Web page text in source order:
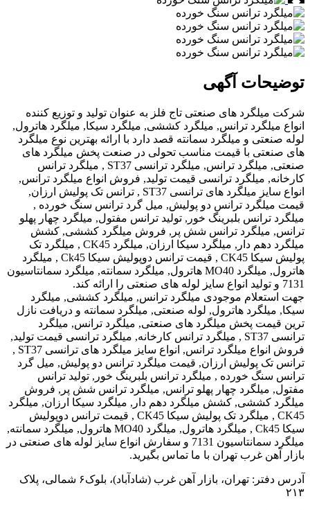
آگهی
های صنعتی تاج فلز به عنوان تولید و توزیع کننده
ترانس, میلگرد کششی, میلگرد سیکا, میلگرد هاترول,
و میلگرد سمانته قصد دارد با ارائه بهترین نوع میلگرد
با قیمت مناسب تحولی در صنعت پخش میلگرد های
صنعتی, میلگرد ترانس, میلگرد ترانسی ST37 , میلگرد ترانس
میلگرد ترانسی قیمت تولید, فروش انواع میلگرد ترانس,
انواع سایز میلگرد های ترانسی ST37 , ترانس تک پولیش ارزان,
ترانس دو پولیش, میل گرد ترانس سنگ خورده ,
بلبرینگ خور, تولید ترانس مفتول, میلگرد چهار پهلو
میلگرد ترانس شش پر, فروش میلگرد کششی, کشش
میلگرد دهم دار, میلگرد سیکا ارزان, میلگرد CK45 , میلگرد تک
پولیش سیکا CK45 , قیمت ترانس دوپولیش سیکا Ck45 , میلگرد
هاترول, میلگرد MO40 هاترول, میلگرد سمانته, میلگرد سمانتاسیون
موجودی میلگرد ترانس, میلگرد کششی, میلگرد
هاترول, لوله صنعتی, میلگرد سمانته و دریافت نازل
پخش میلگرد های صنعتی, میلگرد ترانس, میلگرد
ترانسی ST37 , میلگرد ترانس کارخانه, میلگرد ترانسی قیمت تولید,
فروش انواع میلگرد ترانس, انواع سایز میلگرد های ترانسی ST37 ,
پولیش ارزان, قیمت میلگرد ترانس دو پولیش, میل گرد
خورده , میلگرد ترانس بلبرینگ خور, تولید ترانس
چهار پهلو ترانس, میلگرد ترانس شش پر, فروش
کشش میلگرد دهم دار, میلگرد سیکا ارزان, میلگرد
CK45 , میلگرد تک پولیش سیکا CK45 , قیمت ترانس دوپولیش
سیکا Ck45 , میلگرد هاترول, میلگرد MO40 هاترول, میلگرد سمانته,
میلگرد سمانتاسیون 7131 و سفارش انواع سایز لوله های صنعتی در
غرب تهران با ما تماس بگیرید.
آدرس دفتر: تهران، بازار آهن غرب (شادآباد)، بلوک۶ شمالی، پلاک